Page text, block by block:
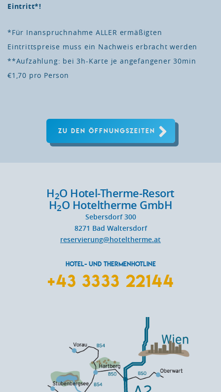
Eintritt*!
*Für Inanspruchnahme ALLER ermäßigten
Eintrittspreise muss ein Nachweis erbracht werden
**Aufzahlung: bei 3h-Karte je angefangener 30min
€1,70 pro Person
ZU DEN ÖFFNUNGSZEITEN
H2O Hotel-Therme-Resort
H2O Hoteltherme GmbH
Sebersdorf 300
8271 Bad Waltersdorf
reservierung@hoteltherme.at
HOTEL- UND THERMENHOTLINE
+43 3333 22144